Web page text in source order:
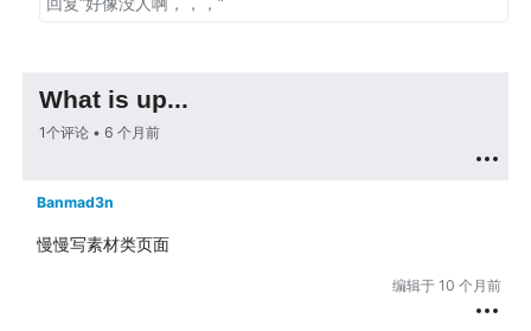
What is up...
1个评论 •6 个月前
Banmad3n
慢慢写素材类页面
编辑于 10 个月前